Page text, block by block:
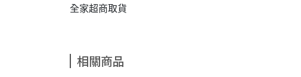
全家超商取貨
相關商品